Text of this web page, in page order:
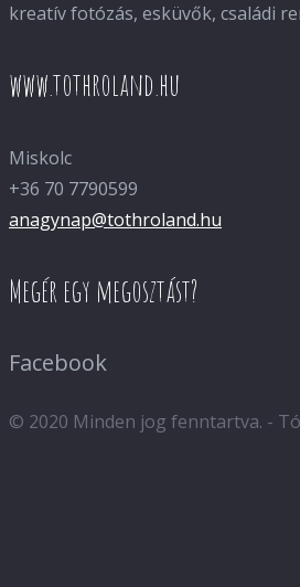
kreatív fotózás, esküvők, családi
www.tothroland.hu
Miskolc
+36 70 7790599
anagynap@tothroland.hu
Megér egy megosztást?
Facebook
© 2020 Minden jog fenntartva. -